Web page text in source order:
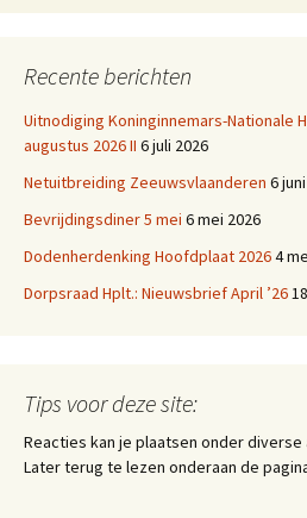
Recente berichten
Uitnodiging Koninginnemars-Nationale
augustus 2026 II 6 juli 2026
Netuitbreiding Zeeuwsvlaanderen 6
Bevrijdingsdiner 5 mei 6 mei 2026
Dodenherdenking Hoofdplaat 20264
Dorpsraad Hplt.: Nieuwsbrief April ’26
Tips voor deze site:
Reacties kan je plaatsen onder
Later terug te lezen onderaan de